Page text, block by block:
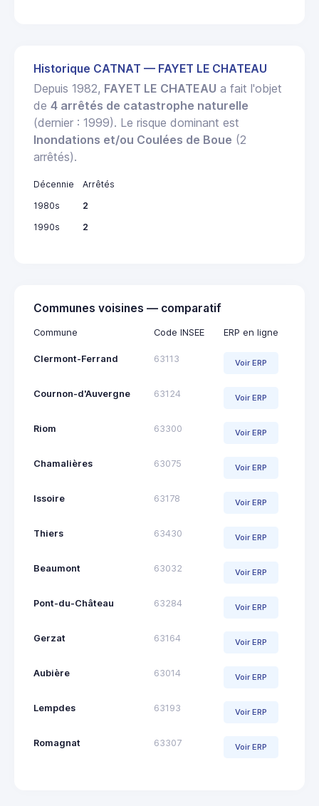
Historique CATNAT — FAYET LE CHATEAU
Depuis 1982, FAYET LE CHATEAU a fait l'objet
de 4 arrêtés de catastrophe naturelle
(dernier : 1999). Le risque dominant est
Inondations et/ou Coulées de Boue (2
arrêtés).
Décennie
Arrêtés
1980s
2
1990s
2
Communes voisines — comparatif
Commune Code INSEE ERP en ligne
Clermont-Ferrand 63113 Voir ERP
Cournon-d'Auvergne 63124 Voir ERP
Riom 63300 Voir ERP
Chamalières 63075 Voir ERP
Issoire 63178 Voir ERP
Thiers 63430 Voir ERP
Beaumont 63032 Voir ERP
Pont-du-Château 63284 Voir ERP
Gerzat 63164 Voir ERP
Aubière 63014 Voir ERP
Lempdes 63193 Voir ERP
Romagnat 63307 Voir ERP